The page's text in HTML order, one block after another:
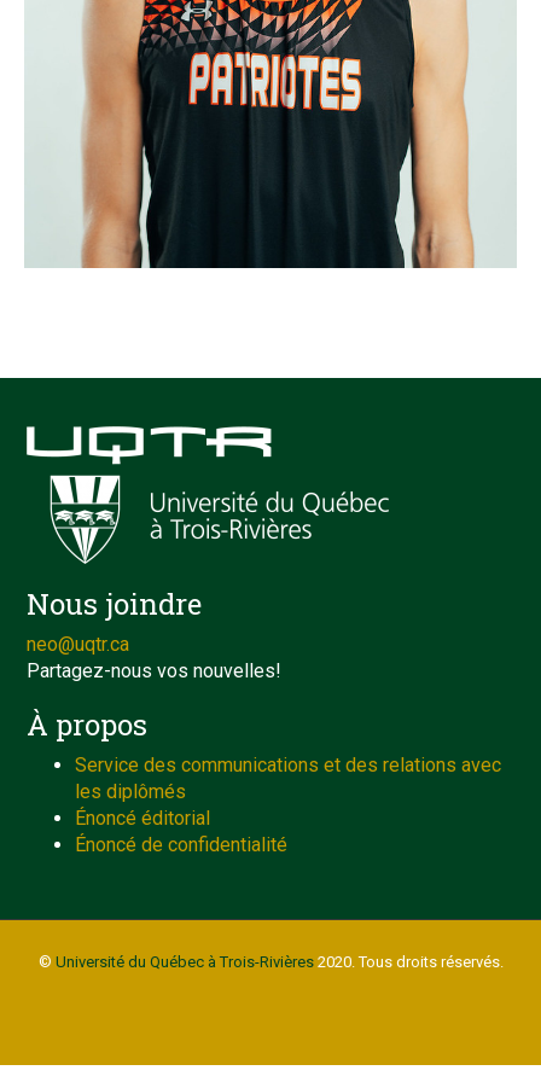
Nous joindre
neo@uqtr.ca
Partagez-nous vos nouvelles!
À propos
Service des communications et des relations avec
les diplômés
Énoncé éditorial
Énoncé de confidentialité
© Université du Québec à Trois-Rivières2020. Tous droits réservés.